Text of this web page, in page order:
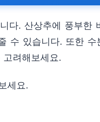
다. 산상추에 풍부
수 있습니다. 또한
려해보세요.
세요.